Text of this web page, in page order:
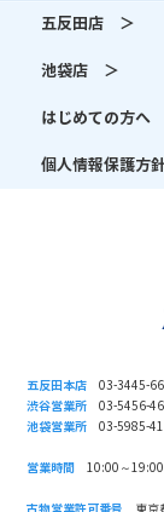
五反田店 ＞
池袋店 ＞
はじめての方へ
個人情報保護方
五反田本店 03-3445-
渋谷営業所 03-5456-
池袋営業所 03-5985-
営業時間 10:00～